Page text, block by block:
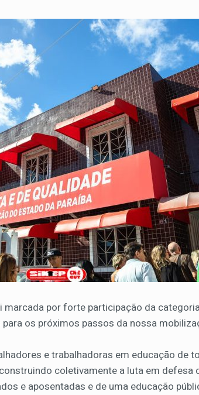
marcada por forte participação da
os próximos passos da nossa
e trabalhadoras em educação de
coletivamente a luta em defesa
e aposentadas e de uma educação